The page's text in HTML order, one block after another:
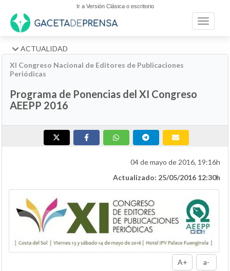
Ir a Versión Clásica o escritorio
Toggle
ACTUALIDAD
XI Congreso Nacional de Editores de Publicaciones
Periódicas
Programa de Ponencias del XI Congreso
AEEPP 2016
04 de mayo de 2016, 19:16h
Actualizado: 25/05/2016 12:30h
A+ a-